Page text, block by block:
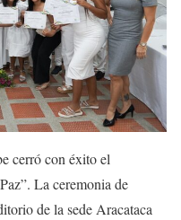
cerró con éxito el
La ceremonia de
de la sede Aracataca